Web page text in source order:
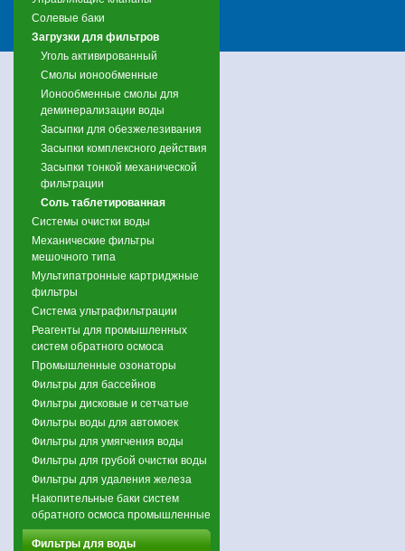
Солевые баки
Загрузки для фильтров
Уголь активированный
Смолы ионообменные
Ионообменные смолы для
деминерализации воды
Засыпки для обезжелезивания
Засыпки комплексного действия
Засыпки тонкой механической
фильтрации
Соль таблетированная
Системы очистки воды
Механические фильтры
мешочного типа
Мультипатронные картриджные
фильтры
Система ультрафильтрации
Реагенты для промышленных
систем обратного осмоса
Промышленные озонаторы
Фильтры для бассейнов
Фильтры дисковые и сетчатые
Фильтры воды для автомоек
Фильтры для умягчения воды
Фильтры для грубой очистки воды
Фильтры для удаления железа
Накопительные баки систем
обратного осмоса промышленные
Фильтры для воды